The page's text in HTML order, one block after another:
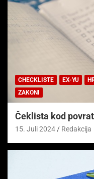
CHECKLISTE EX-YU
ZAKONI
Čeklista kod
15. Juli 2024 Redakcija